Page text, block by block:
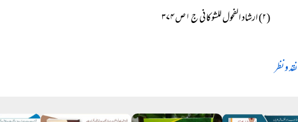
(۲) ارشاد الفحول للشوکانی ج ۱ص ۳۷۴
نقد و نظر